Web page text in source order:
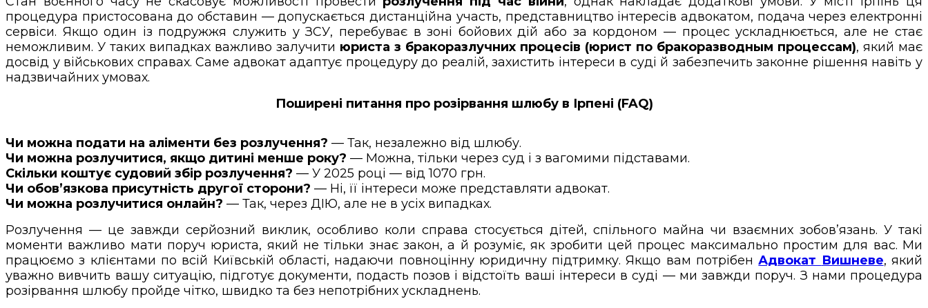
процедура пристосована до обставин — допускається дистанційна участь, представництво інтересів адвокатом, подача через електронні
сервіси. Якщо один із подружжя служить у ЗСУ, перебуває в зоні бойових дій або за кордоном — процес ускладнюється, але не стає
неможливим. У таких випадках важливо залучити юриста з бракоразлучних процесів (юрист по бракоразводным процессам), який має
досвід у військових справах. Саме адвокат адаптує процедуру до реалій, захистить інтереси в суді й забезпечить законне рішення навіть у
надзвичайних умовах.
Поширені питання про розірвання шлюбу в Ірпені (FAQ)
Чи можна подати на аліменти без розлучення? — Так, незалежно від шлюбу.
Чи можна розлучитися, якщо дитині менше року? — Можна, тільки через суд і з вагомими підставами.
Скільки коштує судовий збір розлучення? — У 2025 році — від 1070 грн.
Чи обов’язкова присутність другої сторони? — Ні, її інтереси може представляти адвокат.
Чи можна розлучитися онлайн? — Так, через ДІЮ, але не в усіх випадках.
Розлучення — це завжди серйозний виклик, особливо коли справа стосується дітей, спільного майна чи взаємних зобов’язань. У такі
моменти важливо мати поруч юриста, який не тільки знає закон, а й розуміє, як зробити цей процес максимально простим для вас. Ми
працюємо з клієнтами по всій Київській області, надаючи повноцінну юридичну підтримку. Якщо вам потрібенАдвокат Вишневе, який
уважно вивчить вашу ситуацію, підготує документи, подасть позов і відстоїть ваші інтереси в суді — ми завжди поруч. З нами процедура
розірвання шлюбу пройде чітко, швидко та без непотрібних ускладнень.